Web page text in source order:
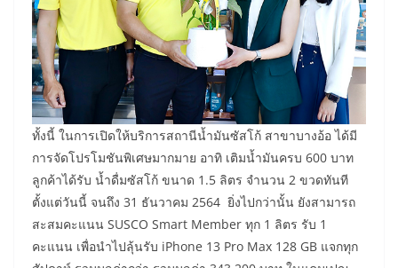
ทั้งนี้ ในการเปิดให้บริการสถานีน้ำมันซัสโก้ สาขาบางอ้อ ได้มี
การจัดโปรโมชันพิเศษมากมาย อาทิ เติมน้ำมันครบ 600 บาท
ลูกค้าได้รับ น้ำดื่มซัสโก้ ขนาด 1.5 ลิตร จำนวน 2 ขวดทันที
ตั้งแต่วันนี้ จนถึง 31 ธันวาคม 2564 ยิ่งไปกว่านั้น ยังสามารถ
สะสมคะแนน SUSCO Smart Member ทุก 1 ลิตร รับ 1
คะแนน เพื่อนำไปลุ้นรับ iPhone 13 Pro Max 128 GB แจกทุก